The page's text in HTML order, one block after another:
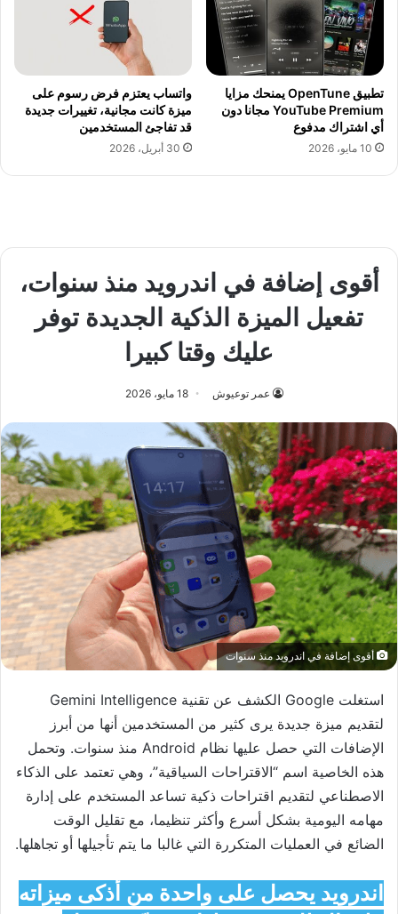
تطبيق OpenTune يمنحك مزايا
YouTube Premium مجانا دون
أي اشتراك مدفوع
10 مايو، 2026
واتساب يعتزم فرض رسوم على
ميزة كانت مجانية، تغييرات جديدة
قد تفاجئ المستخدمين
30 أبريل، 2026